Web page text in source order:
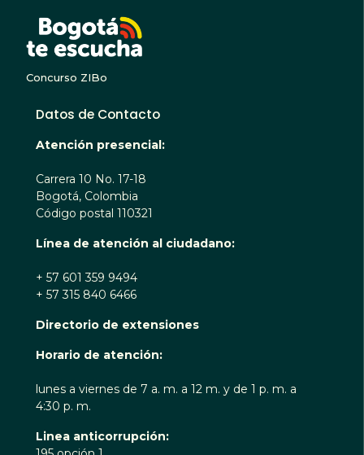
Concurso ZIBo
Datos de Contacto
Atención presencial:
Carrera 10 No. 17-18
Bogotá, Colombia
Código postal 110321
Línea de atención al ciudadano:
+ 57 601 359 9494
+ 57 315 840 6466
Directorio de extensiones
Horario de atención:
lunes a viernes de 7 a. m. a 12 m. y de 1 p. m. a
4:30 p. m.
Linea anticorrupción: